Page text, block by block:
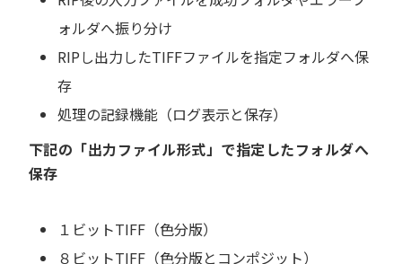
ォルダへ振り分け
RIPし出力したTIFFファイルを指定フォルダへ保
存
処理の記録機能（ログ表示と保存）
下記の「出力ファイル形式」で指定したフォルダへ
保存
１ビットTIFF（色分版）
８ビットTIFF（色分版とコンポジット）